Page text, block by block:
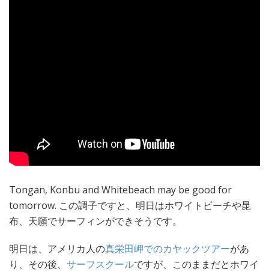
Tongan, Konbu and Whitebeach may be good for
tomorrow. この調子ですと、明日はホワイトビーチや昆
布、天願でサーフィンができそうです。
明日は、アメリカ人の真栄田岬でのカヤックツアーがあ
り、その後、 サーフスクールですが、このままだとホワイ